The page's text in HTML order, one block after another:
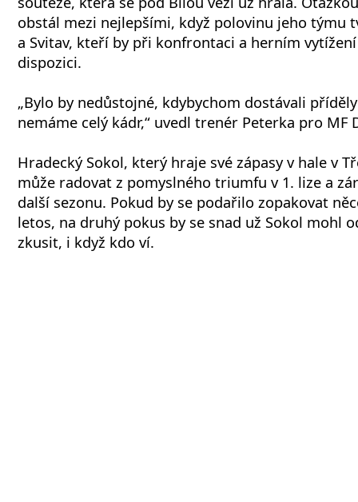
obstál mezi nejlepšími, když polovinu jeho týmu
a Svitav, kteří by při konfrontaci a herním
dispozici.
„Bylo by nedůstojné, kdybychom dostávali
nemáme celý kádr,“ uvedl trenér Peterka pro MF
Hradecký Sokol, který hraje své zápasy v hale v
může radovat z pomyslného triumfu v 1. lize a
další sezonu. Pokud by se podařilo zopakovat
letos, na druhý pokus by se snad už Sokol mohl
zkusit, i když kdo ví.